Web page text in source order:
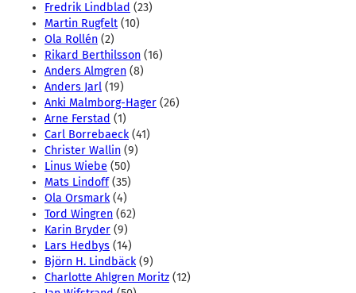
Fredrik Lindblad (23)
Martin Rugfelt (10)
Ola Rollén (2)
Rikard Berthilsson (16)
Anders Almgren (8)
Anders Jarl (19)
Anki Malmborg-Hager (26)
Arne Ferstad (1)
Carl Borrebaeck(41)
Christer Wallin (9)
Linus Wiebe (50)
Mats Lindoff(35)
Ola Orsmark(4)
Tord Wingren (62)
Karin Bryder (9)
Lars Hedbys (14)
Björn H. Lindbäck(9)
Charlotte Ahlgren Moritz (12)